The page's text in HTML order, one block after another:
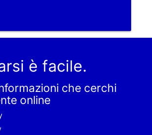
è facile.
che cerchi
online